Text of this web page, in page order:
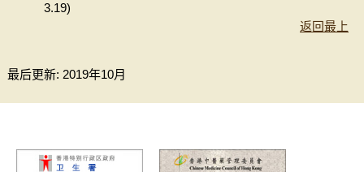
3.19)
返回最上
最后更新: 2019年10月